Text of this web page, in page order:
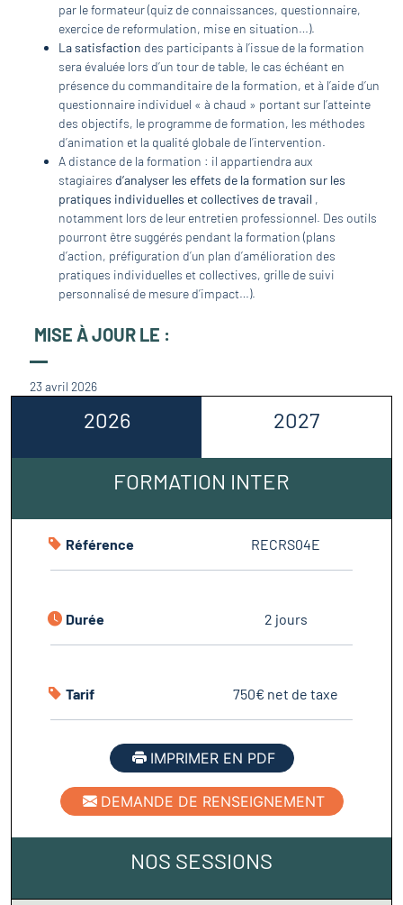
par le formateur (quiz de connaissances, questionnaire,
exercice de reformulation, mise en situation…).
La satisfaction des participants à l’issue de la formation
sera évaluée lors d’un tour de table, le cas échéant en
présence du commanditaire de la formation, et à l’aide d’un
questionnaire individuel « à chaud » portant sur l’atteinte
des objectifs, le programme de formation, les méthodes
d’animation et la qualité globale de l’intervention.
A distance de la formation : il appartiendra aux
stagiaires d’analyser les effets de la formation sur les
pratiques individuelles et collectives de travail ,
notamment lors de leur entretien professionnel. Des outils
pourront être suggérés pendant la formation (plans
d’action, préfiguration d’un plan d’amélioration des
pratiques individuelles et collectives, grille de suivi
personnalisé de mesure d’impact…).
MISE À JOUR LE :
23 avril 2026
2026 2027
FORMATION INTER
Référence RECRS04E
Durée 2 jours
Tarif 750€ net de taxe
IMPRIMER EN PDF
DEMANDE DE RENSEIGNEMENT
NOS SESSIONS